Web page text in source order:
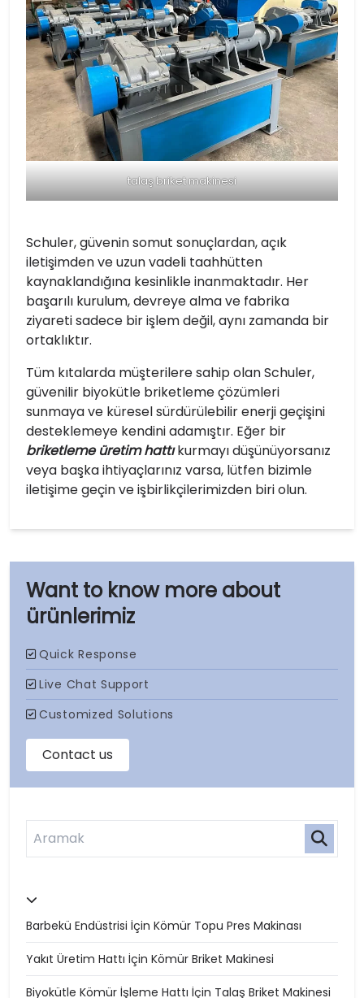
ürünlerimiz
Barbekü Endüstrisi İçin Kömür Topu Pres Makinası
Yakıt Üretim Hattı İçin Kömür Briket Makinesi
Biyokütle Kömür İşleme Hattı İçin Talaş Briket Makinesi
talaş briket makinesi
Schuler, güvenin somut sonuçlardan, açık
iletişimden ve uzun vadeli taahhütten
kaynaklandığına kesinlikle inanmaktadır. Her
başarılı kurulum, devreye alma ve fabrika
ziyareti sadece bir işlem değil, aynı zamanda bir
ortaklıktır.
Tüm kıtalarda müşterilere sahip olan Schuler,
güvenilir biyokütle briketleme çözümleri
sunmaya ve küresel sürdürülebilir enerji geçişini
desteklemeye kendini adamıştır. Eğer bir
briketleme üretim hattıkurmayı düşünüyorsanız
veya başka ihtiyaçlarınız varsa, lütfen bizimle
iletişime geçin ve işbirlikçilerimizden biri olun.